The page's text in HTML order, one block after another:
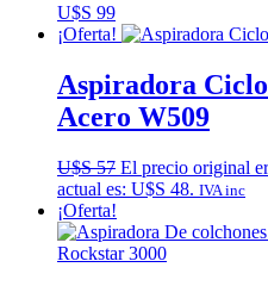
U$S 99
¡Oferta!
Aspiradora
Acero W509
U$S57 El precio original
actual es: U$S 48. IVA inc
¡Oferta!